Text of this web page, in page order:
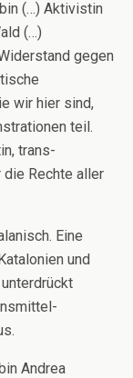
(…) Aktivistin
(…)
gegen
wir hier sind,
teil.
trans-
Rechte aller
Eine
und
Andrea